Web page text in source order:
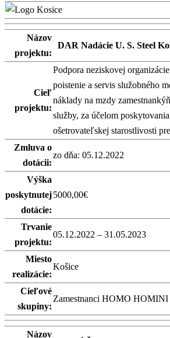
Názov
projektu:
DAR Nadácie U. S. Steel
Cieľ
projektu:
Podpora neziskovej
poistenie a servis služobného
náklady na mzdy
služby, za účelom
ošetrovateľskej starostlivosti
Zmluva o
dotácii:
zo dňa: 05.12.2022
Výška
poskytnutej
dotácie:
5000,00€
Trvanie
projektu:
05.12.2022 – 31.05.2023
Miesto
realizácie:
Košice
Cieľové
skupiny:
Zamestnanci HOMO HOMINI
Názov